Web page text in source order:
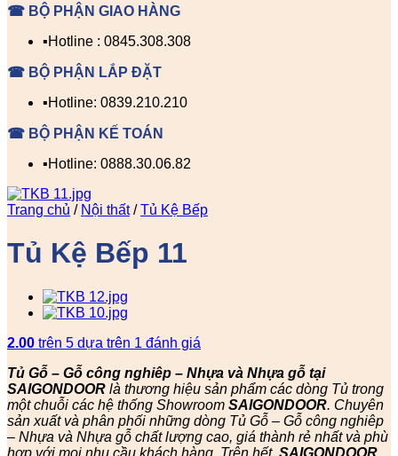
☎ BỘ PHẬN GIAO HÀNG
▪️Hotline : 0845.308.308
☎ BỘ PHẬN LẮP ĐẶT
▪️Hotline: 0839.210.210
☎ BỘ PHẬN KẾ TOÁN
▪️Hotline: 0888.30.06.82
Trang chủ / Nội thất / Tủ Kệ Bếp
Tủ Kệ Bếp 11
2.00 trên 5 dựa trên 1 đánh giá
Tủ Gỗ – Gỗ công nghiêp – Nhựa và Nhựa gỗ tại
SAIGONDOOR là thương hiệu sản phẩm các dòng Tủ trong
một chuỗi các hệ thống Showroom SAIGONDOOR. Chuyên
sản xuất và phân phối những dòng Tủ Gỗ – Gỗ công nghiêp
– Nhựa và Nhựa gỗ chất lượng cao, giá thành rẻ nhất và phù
hợp với mọi nhu cầu khách hàng. Trên hết, SAIGONDOOR